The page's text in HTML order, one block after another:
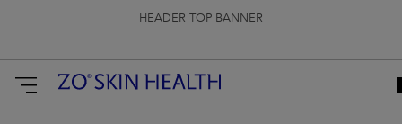
HEADER TOP BANNER
Skin